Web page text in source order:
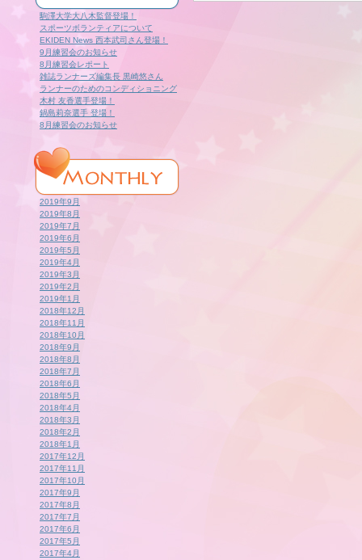
駒澤大学大八木監督登場！
スポーツボランティアについて
EKIDEN News 西本武司さん登場！
9月練習会のお知らせ
8月練習会レポート
雑誌ランナーズ編集長 黒崎悠さん
ランナーのためのコンディショニング
木村 友香選手登場！
鍋島莉奈選手 登場！
8月練習会のお知らせ
2019年9月
2019年8月
2019年7月
2019年6月
2019年5月
2019年4月
2019年3月
2019年2月
2019年1月
2018年12月
2018年11月
2018年10月
2018年9月
2018年8月
2018年7月
2018年6月
2018年5月
2018年4月
2018年3月
2018年2月
2018年1月
2017年12月
2017年11月
2017年10月
2017年9月
2017年8月
2017年7月
2017年6月
2017年5月
2017年4月